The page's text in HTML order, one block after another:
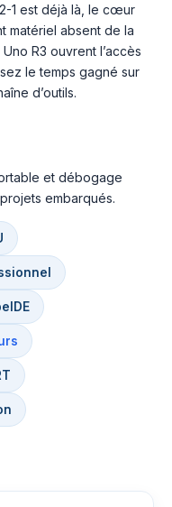
1 est déjà là, le cœur
matériel absent de la
R3 ouvrent l’accès
le temps gagné sur
d’outils.
et débogage
embarqués.